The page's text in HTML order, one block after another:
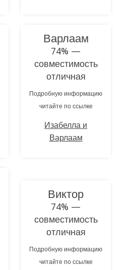
Варлаам
74% —
совместимость
отличная
Подробную информацию
читайте по ссылке
Изабелла и
Варлаам
Виктор
74% —
совместимость
отличная
Подробную информацию
читайте по ссылке